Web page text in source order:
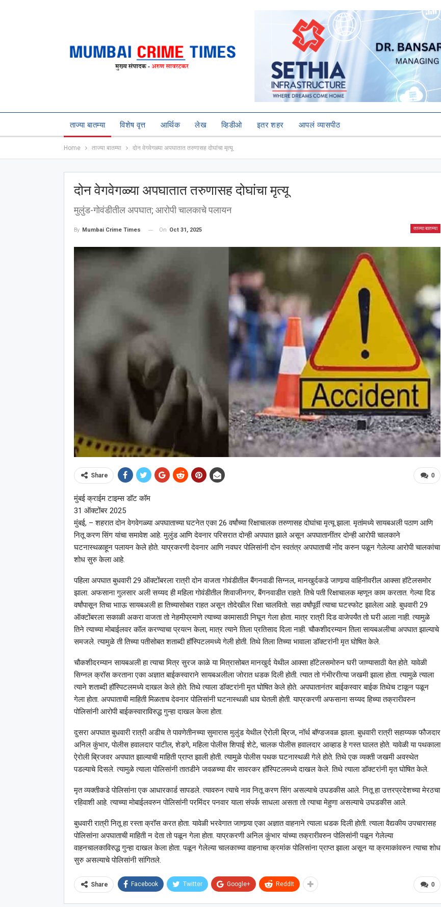
ताज्या बातम्या विशेष वृत्त आर्थिक लेख व्हिडीओ इतर शहर आपलं व्यासपीठ
Home ताज्या बातम्या दोन वेगवेगळ्या अपघातात तरुणासह दोघांचा मृत्यू
दोन वेगवेगळ्या अपघातात तरुणासह दोघांचा मृत्यू
मुलुंड-गोवंडीतील अपघात; आरोपी चालकाचे पलायन
ताज्या बातम्या
By Mumbai Crime Times On Oct 31, 2025
0
Share
मुंबई क्राईम टाइम्स डॉट कॉम
31 ऑक्टोंबर 2025
मुंबई, – शहरात दोन वेगवेगळ्या अपघाताच्या घटनेत एका 26 वर्षांच्या रिक्षाचालक तरुणासह दोघांचा मृत्यू झाला. मृतांमध्ये सायबअली पठाण आणि
नितू करण सिंग यांचा समावेश आहे. मुलुंड आणि देवनार परिसरात दोन्ही अपघात झाले असून अपघातानींतर दोन्ही आरोपी चालकाने
घटनास्थळाहून पलायन केले होते. याप्रकरणी देवनार आणि नवघर पोलिसांनी दोन स्वतंत्र अपघाताची नोंद करुन पळून गेलेल्या आरोपी चालकांचा
शोध सुरु केला आहे.
पहिला अपघात बुधवारी 29 ऑक्टोंबरला रात्री दोन वाजता गोवंडीतील बैंगनवाडी सिग्नल, मानखुर्दकडे जाणार्‍या वाहिनीवरील आक्सा हॉटेलसमोर
झाला. अफसाना गुलसार अली सय्यद ही महिला गोवंडीतील शिवाजीनगर, बैंगनवाडीत राहते. तिचे पती रिक्षाचालक म्हणून काम करतात. गेल्या दिड
वर्षांपासून तिचा भााऊ सायबअली हा तिच्यासोबत राहत असून तोदेखील रिक्षा चालवितो. सहा वर्षांपूर्वी त्याचा घटस्फोट झालेला आहे. बुधवारी 29
ऑक्टोंबरला सकाळी अकरा वाजता तो नेहमीप्रमाणे त्याच्या कामासाठी निघून गेला होता. मात्र रात्री दिड वाजेपर्यंत तो घरी आला नाही. त्यामुळे
तिने त्याच्या मोबाईलवर कॉल करण्याचा प्रयत्न केला, मात्र त्याने तिला प्रतिसाद दिला नाही. चौकशीदरम्यान तिला सायबअलीचा अपघात झाल्याचे
समजले. त्यामुळे ती तिच्या पतीसोबत शताब्दी हॉस्पिटलमध्ये गेली होती. तिथे तिला तिच्या भावाला डॉक्टरांनी मृत घोषित केले.
चौकशीदरम्यान सायबअली हा त्याचा मित्र सुरज काळे या मित्रासोबत मानखुर्द येथील आक्सा हॉटेलसमोरुन घरी जाण्यासाठी येत होते. यावेळी
सिग्नल क्रॉस करताना एका अज्ञात बाईकस्वाराने सायबअलीला जोरात धडक दिली होती. त्यात तो गंभीररीत्या जखमी झाला होता. त्यामुळे त्याला
त्याने शताब्दी हॉस्पिटलमध्ये दाखल केले होते. तिथे त्याला डॉक्टरांनी मृत घोषित केले होते. अपघातानंतर बाईकस्वार बाईक तिथेच टाकून पळून
गेला होता. अपघाताची माहिती मिळताच देवनार पोलिसांनी घटनास्थळी धाव घेतली होती. याप्रकरणी अफसाना सय्यद हिच्या तक्रारीवरुन
पोलिसांनी आरोपी बाईकस्वाराविरुद्ध गुन्हा दाखल केला होता.
दुसरा अपघात बुधवारी रात्री अडीच ते पावणेतीनच्या सुमारास मुलुंड येथील ऐरोली ब्रिज, नॉर्थ बॉण्डजवळ झाला. बुधवारी रात्री सहाय्यक फौजदार
अनिल कुंभार, पोलीस हवालदार पाटील, शेडगे, महिला पोलीस शिपाई शेटे, चालक पोलीस हवालदार आव्हाड हे गस्त घालत होते. यावेळी या पथकाला
ऐरोली ब्रिजवर अपघात झाल्याची माहिती प्राप्त झाली होती. त्यामुळे पोलीस पथक घटनास्थळी गेले होते. तिथे एक व्यक्ती जखमी अवस्थेत
पडल्याचे दिसले. त्यामुळे त्याला पोलिसांनी तातडीने जवळच्या वीर सावरकर हॉस्पिटलमध्ये दाखल केले. तिथे त्याला डॉक्टरांनी मृत घोषित केले.
मृत व्यक्तीकडे पोलिसांना एक आधारकार्ड सापडले. त्यावरुन त्याचे नाव नितू करण सिंग असल्याचे उघडकीस आले. नितू हा उत्तरप्रदेशच्या मेरठचा
रहिवाशी आहे. त्याच्या मोबाईलवरुन पोलिसांनी परमिंदर पनवार याला संपर्क साधला असता तो त्याचा मेहुणा असल्याचे उघडकीस आले.
बुधवारी रात्री नितू हा रस्ता क्रॉस करत होता. यावेळी भरवेगात जाणार्‍या एका अज्ञात वाहनाने त्याला धडक दिली होती. त्याला वैद्यकीय उपचारासह
पोलिसांना अपघाताची माहिती न देता तो पळून गेला होता. याप्रकरणी अनिल कुंभार यांच्या तक्रारीवरुन पोलिसांनी पळून गेलेल्या
वाहनचालकाविरुद्ध गुन्हा दाखल केला होता. पळून गेलेल्या चालकाच्या वाहनाचा क्रमांक पोलिसांना प्राप्त झाला असून या क्रमाकांवरुन त्याचा शोध
सुरु असल्याचे पोलिसांनी सांगितले.
0
Share Facebook Twitter Google+ ReddIt